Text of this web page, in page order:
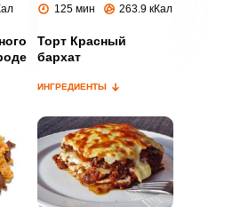
125 мин 263.9 кКал
Торт Красный
бархат
ИНГРЕДИЕНТЫ
социальных сетей:
или